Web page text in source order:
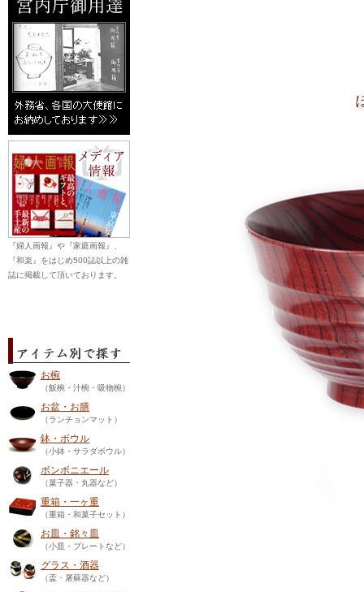
『婦人画報』や『家庭画報』、
『和楽』をはじめ500誌以上の雑
誌に掲載して頂いております。
お椀
（飯椀・汁椀・吸物椀）
お盆・お膳
（ランチョンマット）
鉢・ボウル
（小鉢・サラダボウル）
ボンボニエール
（菓子器・丸器など）
重箱・一ヶ重
（重箱・和菓子セット）
お皿・銘々皿
（小皿・プレートなど）
グラス・酒器
（盃・屠蘇器など）